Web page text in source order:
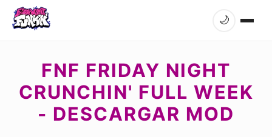
🌙
FNF FRIDAY NIGHT
CRUNCHIN' FULL WEEK
- DESCARGAR MOD